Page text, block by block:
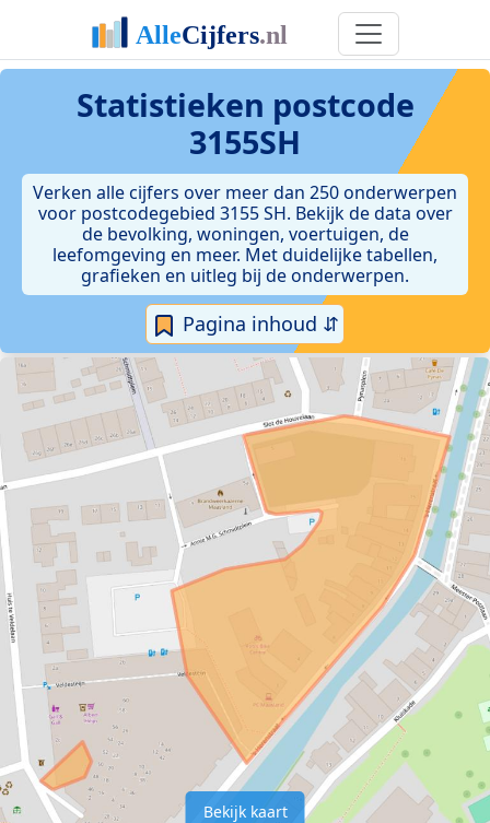
Statistieken postcode
3155SH
Verken alle cijfers over meer dan 250 onderwerpen
voor postcodegebied 3155 SH. Bekijk de data over
de bevolking, woningen, voertuigen, de
leefomgeving en meer. Met duidelijke tabellen,
grafieken en uitleg bij de onderwerpen.
Pagina inhoud ⇵
Bekijk kaart